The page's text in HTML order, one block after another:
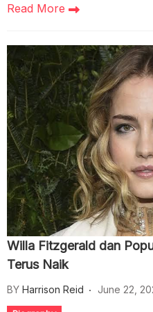
Read More
Willa Fitzgerald dan
Terus Naik
BY Harrison Reid June 22,